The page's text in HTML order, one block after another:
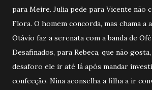
para Meire. Julia pede para Vicente não
Flora. O homem concorda, mas chama a
Otávio faz a serenata com a banda de
Desafinados, para Rebeca, que não
desaforo ele ir até lá após mandar
confecção. Nina aconselha a filha a ir